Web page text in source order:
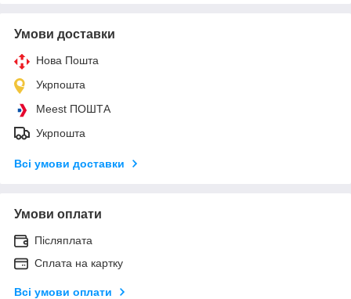
Умови доставки
Нова Пошта
Укрпошта
Meest ПОШТА
Укрпошта
Всі умови доставки
Умови оплати
Післяплата
Сплата на картку
Всі умови оплати